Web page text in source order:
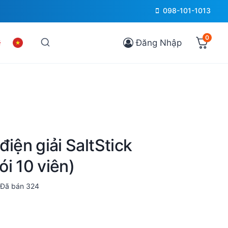
098-101-1013
Đăng Nhập 0
giải SaltStick
10 viên)
Đã bán 324